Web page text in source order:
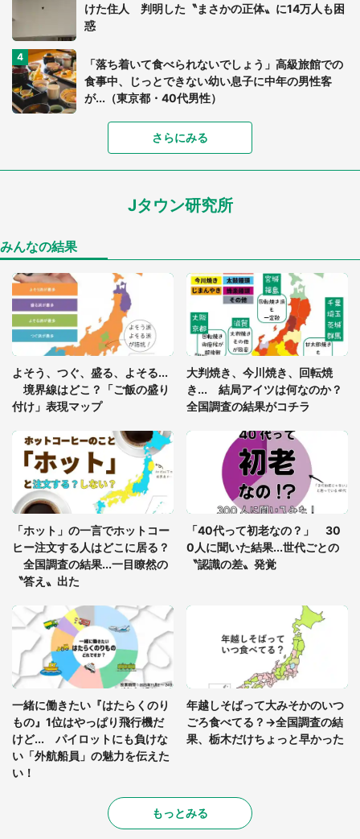
けた住人 判明した〝まさかの正体〟に14万人も困
惑
「落ち着いて食べられないでしょう」高級旅館での
食事中、じっとできない幼い息子に中年の男性客
が...（東京都・40代男性）
「可愛いのにホラー」「事件性を感じる」 ふわふ
「孫にあげると思って、あなたにこれをあげる」
「ゾワゾワする」「本当に気持ち悪い」 道端でバ
グっちゃってた〝野生の野菜〟に6.5万人戦慄
「閉所恐怖症の私は新幹線で大パニック。隣席の青
年に『手を繋いで』とお願いしたら...」 体験談に
8万人感動
7万人驚がく 「お菓子売り場ならまだしも...」「ハ
ードル高い」
あまりにも四角すぎる猫、激写される 「これもう
座布団だろ」「食パンの耳」と1.4万人困惑
さらにみる
Jタウン研究所
みんなの結果
よそう、つぐ、盛る、よそる...
境界線はどこ？「ご飯の盛り
付け」表現マップ
大判焼き、今川焼き、回転焼
き... 結局アイツは何なのか？
全国調査の結果がコチラ
「ホット」の一言でホットコー
ヒー注文する人はどこに居る？
全国調査の結果...一目瞭然の
〝答え〟出た
「40代って初老なの？」 30
0人に聞いた結果...世代ごとの
〝認識の差〟発覚
一緒に働きたい『はたらくのり
もの』1位はやっぱり飛行機だ
けど... パイロットにも負けな
い「外航船員」の魅力を伝えた
い！
年越しそばって大みそかのいつ
ごろ食べてる？→全国調査の結
果、栃木だけちょっと早かった
もっとみる